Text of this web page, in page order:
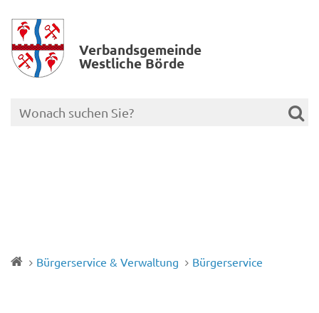
Verbands­gemeinde
Westliche Börde
Bürgerservice & Verwaltung Bürgerservice